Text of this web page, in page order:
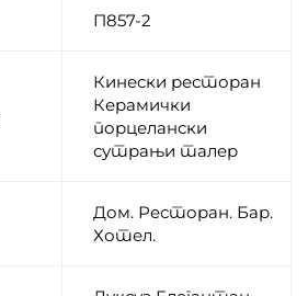
П857-2
Кинески ресторан
Керамички
порцелански
сутрањи талер
Дом. Ресторан. Бар.
Хотел.